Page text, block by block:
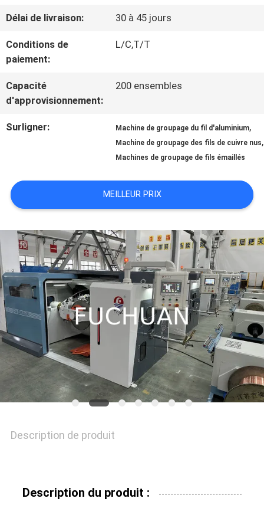
DE
NOUS
VISITE
DE
L'USINE
CONTRÔLE
QUALITÉ
CONTACTEZ-
NOUS
NOUVELLES
LES
AFFAIRES
Délai de livraison: 30 à 45 jours
Conditions de
paiement:
L/C,T/T
Capacité
d'approvisionnement:
200 ensembles
Surligner: Machine de groupage du fil d'aluminium,
Machine de groupage des fils de cuivre nus,
Machines de groupage de fils émaillés
MEILLEUR PRIX
Description de produit
Description du produit :